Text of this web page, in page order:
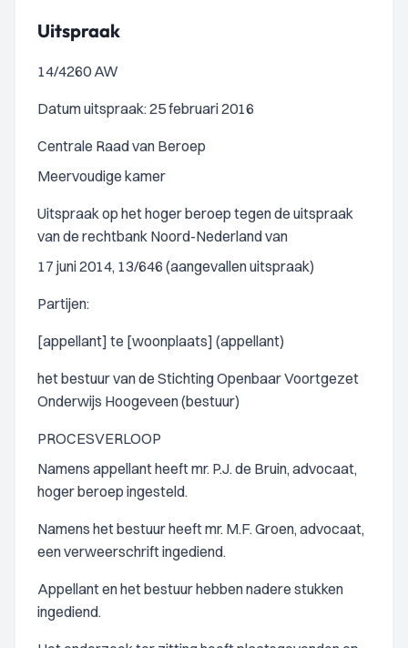
Uitspraak
14/4260 AW
Datum uitspraak: 25 februari 2016
Centrale Raad van Beroep
Meervoudige kamer
Uitspraak op het hoger beroep tegen de uitspraak
van de rechtbank Noord-Nederland van
17 juni 2014, 13/646 (aangevallen uitspraak)
Partijen:
[appellant] te [woonplaats] (appellant)
het bestuur van de Stichting Openbaar Voortgezet
Onderwijs Hoogeveen (bestuur)
PROCESVERLOOP
Namens appellant heeft mr. P.J. de Bruin, advocaat,
hoger beroep ingesteld.
Namens het bestuur heeft mr. M.F. Groen, advocaat,
een verweerschrift ingediend.
Appellant en het bestuur hebben nadere stukken
ingediend.